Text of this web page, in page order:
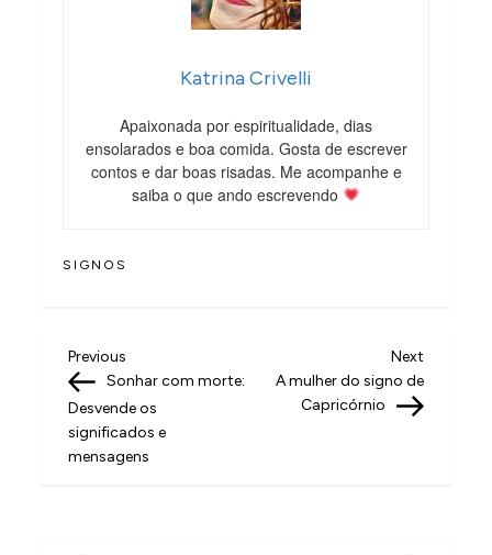
Katrina Crivelli
Apaixonada por espiritualidade, dias
ensolarados e boa comida. Gosta de escrever
contos e dar boas risadas. Me acompanhe e
saiba o que ando escrevendo
SIGNOS
N
a
v
e
Previous
Post
Previous
Sonhar com morte:
Desvende os
significados e
mensagens
Next
Post
Next
A mulher do signo de
Capricórnio